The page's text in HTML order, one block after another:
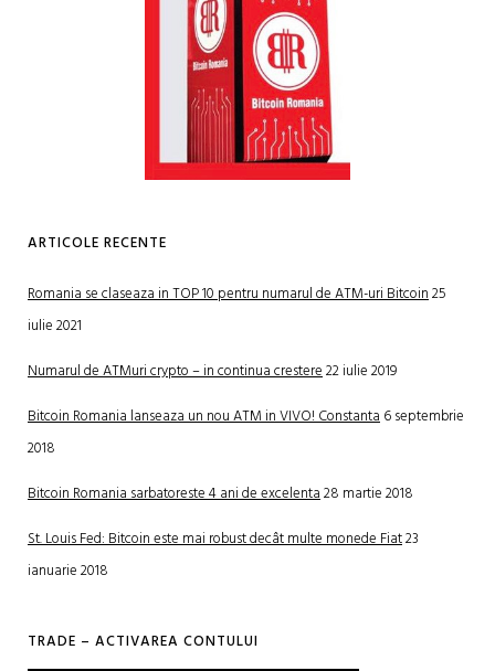
ARTICOLE RECENTE
Romania se claseaza in TOP 10 pentru numarul de ATM-uri Bitcoin25
iulie 2021
Numarul de ATMuri crypto – in continua crestere22 iulie 2019
Bitcoin Romania lanseaza un nou ATM in VIVO! Constanta6 septembrie
2018
Bitcoin Romania sarbatoreste 4 ani de excelenta28 martie 2018
St. Louis Fed: Bitcoin este mai robust decât multe monede Fiat23
ianuarie 2018
TRADE – ACTIVAREA CONTULUI